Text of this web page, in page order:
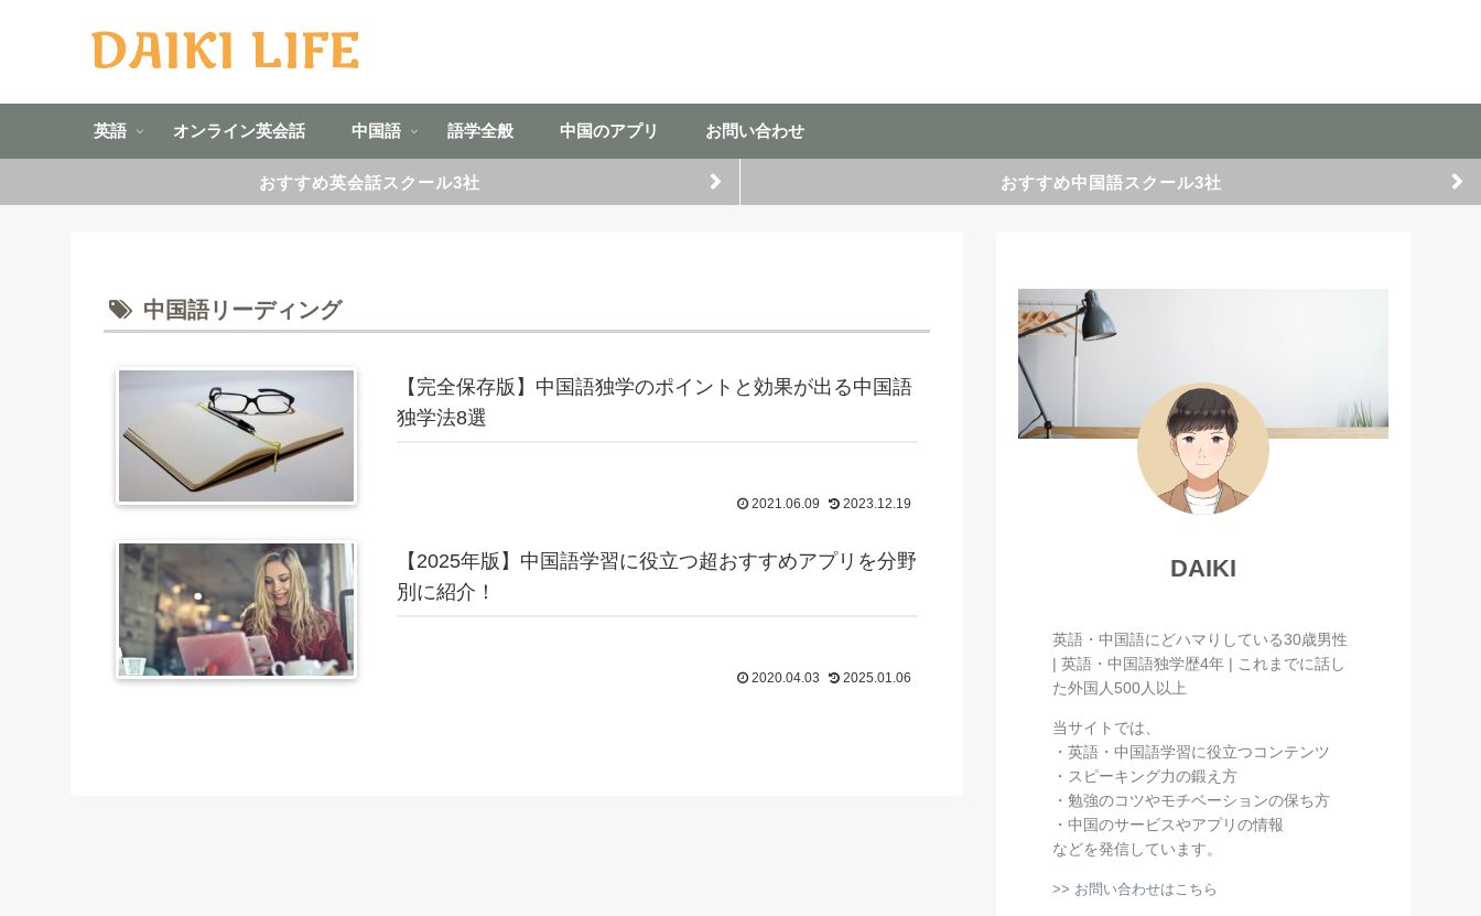
英語 オンライン英会話 中国語 語学全般 中国のアプリ お問い合わせ
おすすめ英会話スクール3社 おすすめ中国語スクール3社
中国語リーディング
【完全保存版】中国語独学のポイントと効果が出る中国語
独学法8選
2021.06.09 2023.12.19
【2025年版】中国語学習に役立つ超おすすめアプリを分野
別に紹介！
2020.04.03 2025.01.06
DAIKI
英語・中国語にどハマりしている30歳男性
| 英語・中国語独学歴4年 | これまでに話し
た外国人500人以上
当サイトでは、
・英語・中国語学習に役立つコンテンツ
・スピーキング力の鍛え方
・勉強のコツやモチベーションの保ち方
・中国のサービスやアプリの情報
などを発信しています。
>> お問い合わせはこちら